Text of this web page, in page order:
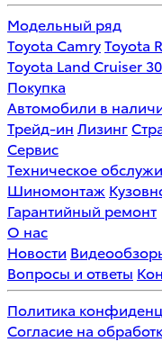
Модельный ряд
Toyota CamryToyota
Toyota Land Cruiser
Покупка
Автомобили в
Трейд-ин Лизинг
Сервис
Техническое
Шиномонтаж
Гарантийный ремонт
О нас
Новости
Вопросы и ответы
Политика
Согласие на